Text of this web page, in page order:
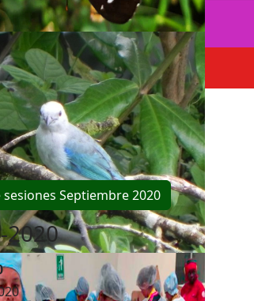
sesiones Septiembre 2020
2020